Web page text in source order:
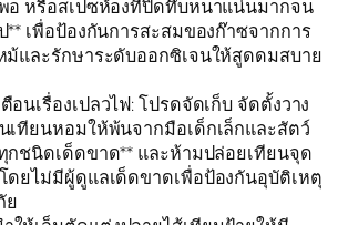
อ หรือสเปซห้องที่ปิดทึบหนาแน่นมากจน
** เพื่อป้องกันการสะสมของก๊าซจากการ
ม้และรักษาระดับออกซิเจนให้สูดดมสบาย
อนเรื่องเปลวไฟ: โปรดจัดเก็บ จัดตั้งวาง
เทียนหอมให้พ้นจากมือเด็กเล็กและสัตว์
กชนิดเด็ดขาด** และห้ามปล่อยเทียนจุด
ดยไม่มีผู้ดูแลเด็ดขาดเพื่อป้องกันอุบัติเหตุ
ย